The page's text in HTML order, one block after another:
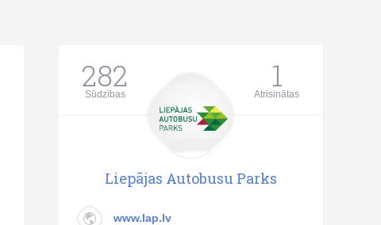
282
Sūdzības 1
Atrisinātas
Liepājas Autobusu Parks
www.lap.lv